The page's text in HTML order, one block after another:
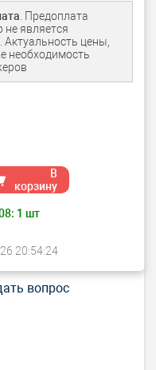
. Предоплата
не является
Актуальность цены,
необходимость
В
корзину
1 шт
20:54:24
вопрос